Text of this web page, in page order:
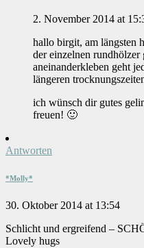
2. November 2014 at
hallo birgit, am längsten
der einzelnen rundhölzer
aneinanderkleben geht
längeren
ich wünsch dir gutes
freuen! 🙂
Antworten
*Molly*
30. Oktober 2014 at 13:54
Schlicht und ergreifend –
Lovely hugs